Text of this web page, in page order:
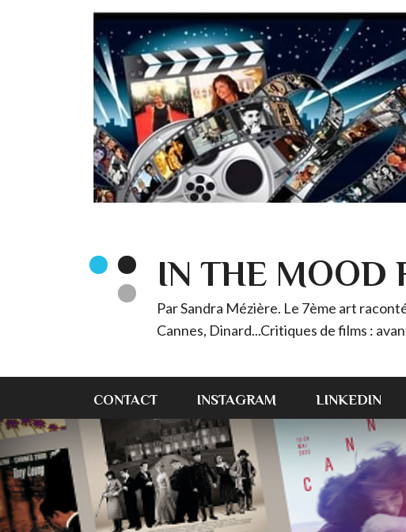
IN THE MOOD
Par Sandra Mézière. Le 7ème art
Cannes, Dinard...Critiques de films :
CONTACT INSTAGRAM LINKEDIN